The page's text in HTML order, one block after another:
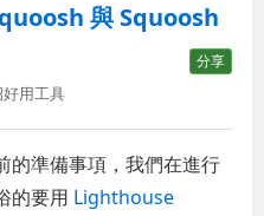
與 Squoosh
分享
用工具
的準備事項，我們在進行
的要用 Lighthouse